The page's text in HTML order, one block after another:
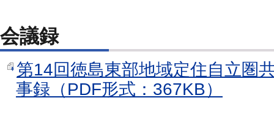
会議録
第14回徳島東部地域定住自立圏
事録（PDF形式：367KB）